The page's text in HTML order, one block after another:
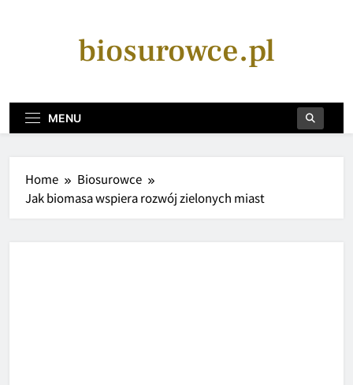
biosurowce.pl
MENU
Home
Biosurowce
Jak biomasa wspiera rozwój zielonych miast